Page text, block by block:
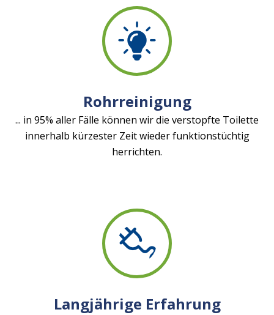
Rohrreinigung
... in 95% aller Fälle können wir die verstopfte Toilette
innerhalb kürzester Zeit wieder funktionstüchtig
herrichten.
Langjährige Erfahrung